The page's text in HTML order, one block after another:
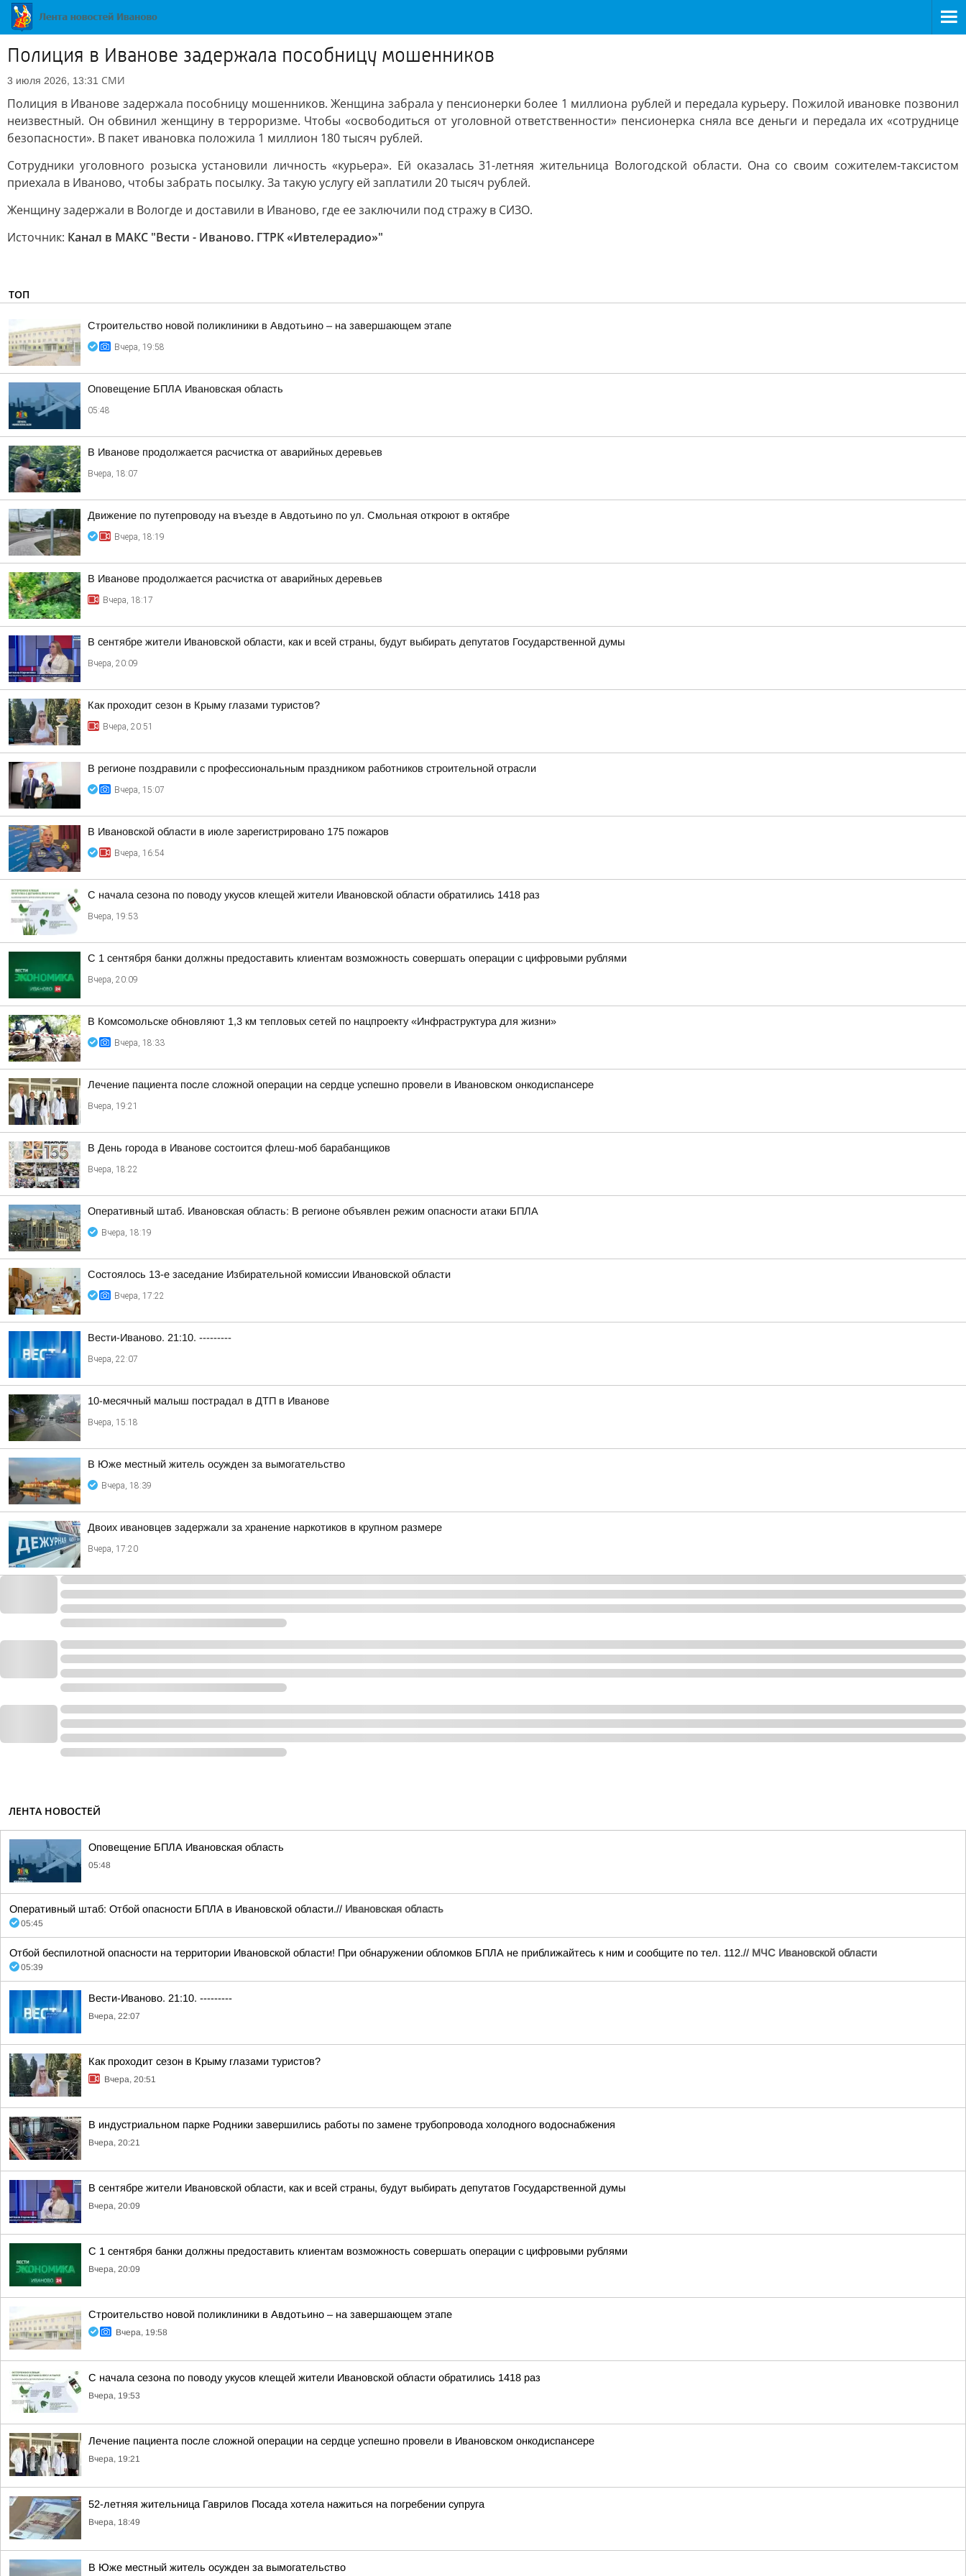
Полиция в Иванове задержала пособницу мошенников
3 июля 2026, 13:31 СМИ
Полиция в Иванове задержала пособницу мошенников. Женщина забрала у пенсионерки более 1 миллиона рублей и передала курьеру. Пожилой ивановке позвонил
неизвестный. Он обвинил женщину в терроризме. Чтобы «освободиться от уголовной ответственности» пенсионерка сняла все деньги и передала их «сотруднице
безопасности». В пакет ивановка положила 1 миллион 180 тысяч рублей.
Сотрудники уголовного розыска установили личность «курьера». Ей оказалась 31-летняя жительница Вологодской области. Она со своим сожителем-таксистом
приехала в Иваново, чтобы забрать посылку. За такую услугу ей заплатили 20 тысяч рублей.
Женщину задержали в Вологде и доставили в Иваново, где ее заключили под стражу в СИЗО.
Источник: Канал в МАКС "Вести - Иваново. ГТРК «Ивтелерадио»"
ТОП
Строительство новой поликлиники в Авдотьино – на завершающем этапе
Вчера, 19:58
Оповещение БПЛА Ивановская область
05:48
В Иванове продолжается расчистка от аварийных деревьев
Вчера, 18:07
Движение по путепроводу на въезде в Авдотьино по ул. Смольная откроют в октябре
Вчера, 18:19
В Иванове продолжается расчистка от аварийных деревьев
Вчера, 18:17
В сентябре жители Ивановской области, как и всей страны, будут выбирать депутатов Государственной думы
Вчера, 20:09
Как проходит сезон в Крыму глазами туристов?
Вчера, 20:51
В регионе поздравили с профессиональным праздником работников строительной отрасли
Вчера, 15:07
В Ивановской области в июле зарегистрировано 175 пожаров
Вчера, 16:54
С начала сезона по поводу укусов клещей жители Ивановской области обратились 1418 раз
Вчера, 19:53
С 1 сентября банки должны предоставить клиентам возможность совершать операции с цифровыми рублями
Вчера, 20:09
В Комсомольске обновляют 1,3 км тепловых сетей по нацпроекту «Инфраструктура для жизни»
Вчера, 18:33
Лечение пациента после сложной операции на сердце успешно провели в Ивановском онкодиспансере
Вчера, 19:21
В День города в Иванове состоится флеш-моб барабанщиков
Вчера, 18:22
Оперативный штаб. Ивановская область: В регионе объявлен режим опасности атаки БПЛА
Вчера, 18:19
Состоялось 13-е заседание Избирательной комиссии Ивановской области
Вчера, 17:22
Вести-Иваново. 21:10. ---------
Вчера, 22:07
10-месячный малыш пострадал в ДТП в Иванове
Вчера, 15:18
В Юже местный житель осужден за вымогательство
Вчера, 18:39
Двоих ивановцев задержали за хранение наркотиков в крупном размере
Вчера, 17:20
ЛЕНТА НОВОСТЕЙ
Оповещение БПЛА Ивановская область
05:48
Оперативный штаб: Отбой опасности БПЛА в Ивановской области.// Ивановская область
05:45
Отбой беспилотной опасности на территории Ивановской области! При обнаружении обломков БПЛА не приближайтесь к ним и сообщите по тел. 112.// МЧС Ивановской области
05:39
Вести-Иваново. 21:10. ---------
Вчера, 22:07
Как проходит сезон в Крыму глазами туристов?
Вчера, 20:51
В индустриальном парке Родники завершились работы по замене трубопровода холодного водоснабжения
Вчера, 20:21
В сентябре жители Ивановской области, как и всей страны, будут выбирать депутатов Государственной думы
Вчера, 20:09
С 1 сентября банки должны предоставить клиентам возможность совершать операции с цифровыми рублями
Вчера, 20:09
Строительство новой поликлиники в Авдотьино – на завершающем этапе
Вчера, 19:58
С начала сезона по поводу укусов клещей жители Ивановской области обратились 1418 раз
Вчера, 19:53
Лечение пациента после сложной операции на сердце успешно провели в Ивановском онкодиспансере
Вчера, 19:21
52-летняя жительница Гаврилов Посада хотела нажиться на погребении супруга
Вчера, 18:49
В Юже местный житель осужден за вымогательство